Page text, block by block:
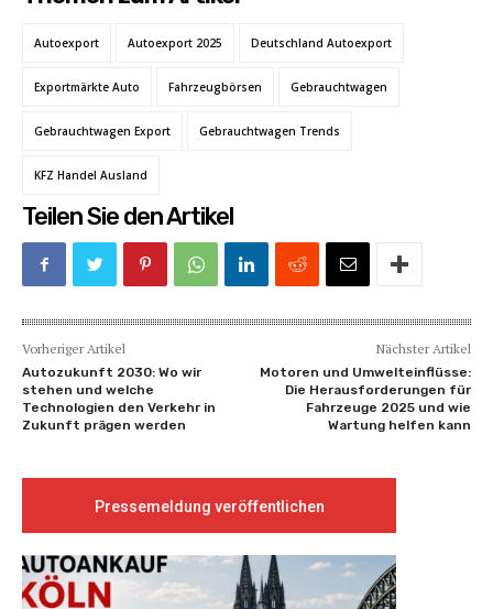
Autoexport Autoexport 2025 Deutschland Autoexport
Exportmärkte Auto Fahrzeugbörsen Gebrauchtwagen
Gebrauchtwagen Export Gebrauchtwagen Trends
KFZ Handel Ausland
Teilen Sie den Artikel
Vorheriger Artikel
Autozukunft 2030: Wo wir
stehen und welche
Technologien den Verkehr in
Zukunft prägen werden
Nächster Artikel
Motoren und Umwelteinflüsse:
Die Herausforderungen für
Fahrzeuge 2025 und wie
Wartung helfen kann
Pressemeldung veröffentlichen